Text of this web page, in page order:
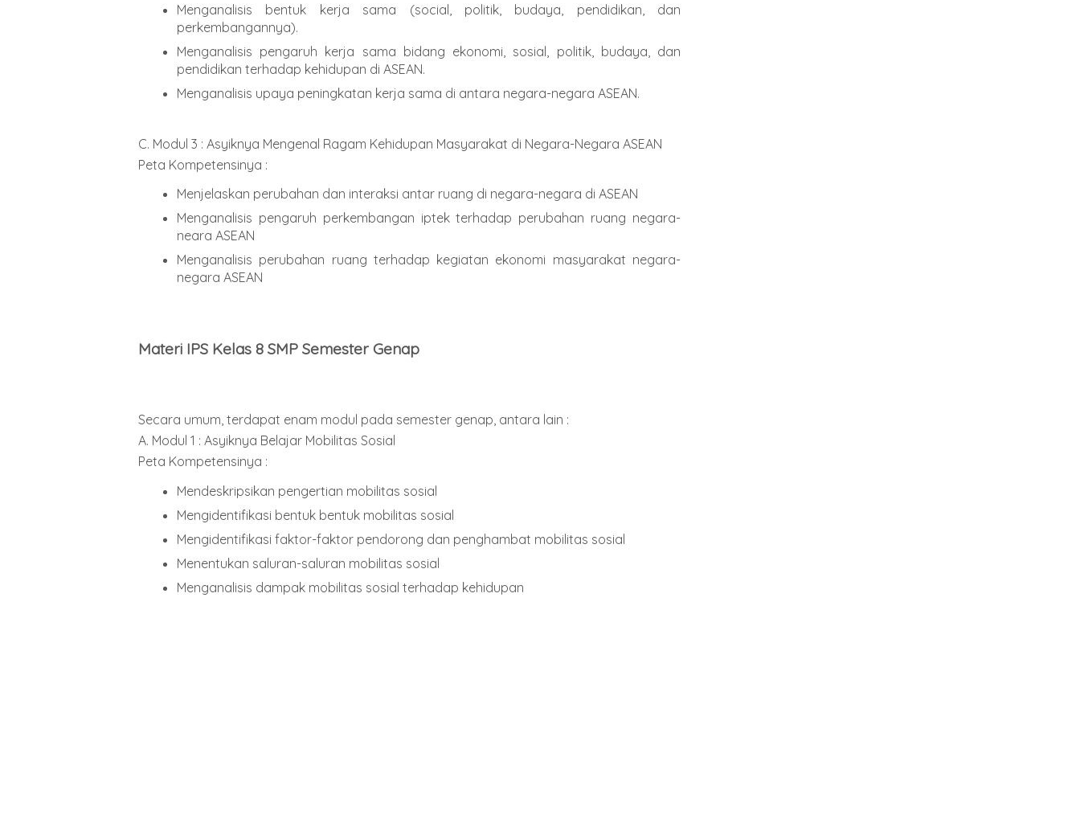
Menganalisis bentuk kerja sama (social, politik, budaya, pendidikan, dan
perkembangannya).
Menganalisis pengaruh kerja sama bidang ekonomi, sosial, politik, budaya, dan
pendidikan terhadap kehidupan di ASEAN.
Menganalisis upaya peningkatan kerja sama di antara negara-negara ASEAN.
C. Modul 3 : Asyiknya Mengenal Ragam Kehidupan Masyarakat di Negara-Negara ASEAN
Peta Kompetensinya :
Menjelaskan perubahan dan interaksi antar ruang di negara-negara di ASEAN
Menganalisis pengaruh perkembangan iptek terhadap perubahan ruang negara-
neara ASEAN
Menganalisis perubahan ruang terhadap kegiatan ekonomi masyarakat negara-
negara ASEAN
Materi IPS Kelas 8 SMP Semester Genap
Secara umum, terdapat enam modul pada semester genap, antara lain :
A. Modul 1 : Asyiknya Belajar Mobilitas Sosial
Peta Kompetensinya :
Mendeskripsikan pengertian mobilitas sosial
Mengidentifikasi bentuk bentuk mobilitas sosial
Mengidentifikasi faktor-faktor pendorong dan penghambat mobilitas sosial
Menentukan saluran-saluran mobilitas sosial
Menganalisis dampak mobilitas sosial terhadap kehidupan